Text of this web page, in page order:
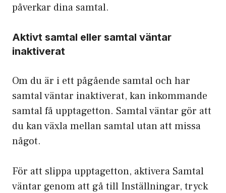
påverkar dina samtal.
Aktivt samtal eller samtal väntar
inaktiverat
Om du är i ett pågående samtal och har
samtal väntar inaktiverat, kan inkommande
samtal få upptagetton. Samtal väntar gör att
du kan växla mellan samtal utan att missa
något.
För att slippa upptagetton, aktivera Samtal
väntar genom att gå till Inställningar, tryck